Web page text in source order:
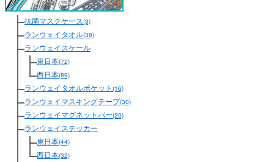
抗菌マスクケース(3)
ランウェイタオル(38)
ランウェイスケール
東日本(72)
西日本(89)
ランウェイタオルポケット (16)
ランウェイマスキングテープ(30)
ランウェイマグネットバー(20)
ランウェイステッカー
東日本(44)
西日本(32)